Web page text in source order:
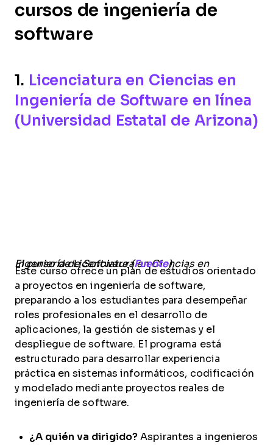
cursos de ingeniería de
software
1. Licenciatura en Ciencias en
Ingeniería de Software en línea
(Universidad Estatal de Arizona)
El curso de Licenciatura en Ciencias en Ingeniería de Software (Fuente)
Este curso ofrece un plan de estudios orientado
a proyectos en ingeniería de software,
preparando a los estudiantes para desempeñar
roles profesionales en el desarrollo de
aplicaciones, la gestión de sistemas y el
despliegue de software. El programa está
estructurado para desarrollar experiencia
práctica en sistemas informáticos, codificación
y modelado mediante proyectos reales de
ingeniería de software.
¿A quién va dirigido? Aspirantes a ingenieros